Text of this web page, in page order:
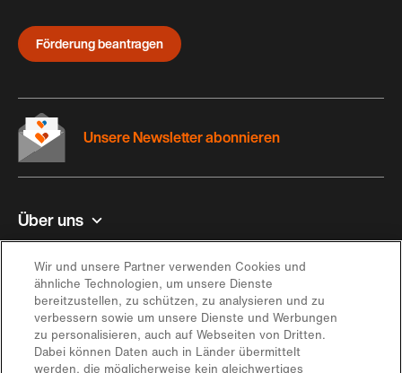
Förderung beantragen
Über uns
Kontakt und Hilfe
Inspiration
Unsere Newsletter abonnieren
Wir und unsere Partner verwenden Cookies und
ähnliche Technologien, um unsere Dienste
bereitzustellen, zu schützen, zu analysieren und zu
verbessern sowie um unsere Dienste und Werbungen
zu personalisieren, auch auf Webseiten von Dritten.
Dabei können Daten auch in Länder übermittelt
werden, die möglicherweise kein gleichwertiges